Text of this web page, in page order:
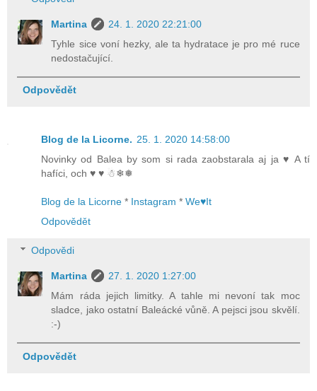
Martina
24. 1. 2020 22:21:00
Tyhle sice voní hezky, ale ta hydratace je pro mé ruce
nedostačující.
Odpovědět
Blog de la Licorne. 25. 1. 2020 14:58:00
Novinky od Balea by som si rada zaobstarala aj ja ♥ A tí
hafíci, och ♥ ♥ ☃❄❅
Blog de la Licorne * Instagram * We♥It
Odpovědět
Odpovědi
Martina
27. 1. 2020 1:27:00
Mám ráda jejich limitky. A tahle mi nevoní tak moc
sladce, jako ostatní Baleácké vůně. A pejsci jsou skvělí.
:-)
Odpovědět